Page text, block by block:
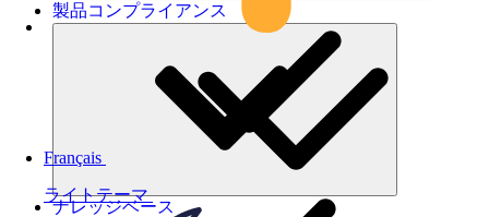
ライトテーマ
Français
製品コンプライアンス
ナレッジベース